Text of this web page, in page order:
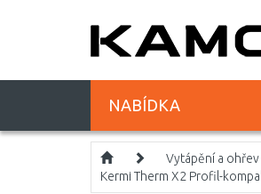
NABÍDKA
Vytápění a
Kermi Therm X2 Profil-